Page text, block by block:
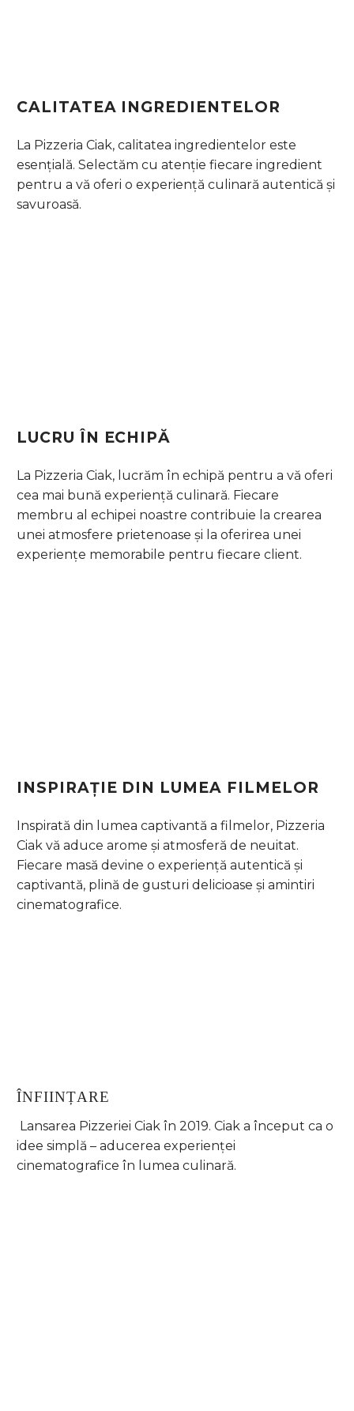
CALITATEA INGREDIENTELOR
La Pizzeria Ciak, calitatea ingredientelor este
esențială. Selectăm cu atenție fiecare ingredient
pentru a vă oferi o experiență culinară autentică și
savuroasă.
LUCRU ÎN ECHIPĂ
La Pizzeria Ciak, lucrăm în echipă pentru a vă oferi
cea mai bună experiență culinară. Fiecare
membru al echipei noastre contribuie la crearea
unei atmosfere prietenoase și la oferirea unei
experiențe memorabile pentru fiecare client.
INSPIRAȚIE DIN LUMEA FILMELOR
Inspirată din lumea captivantă a filmelor, Pizzeria
Ciak vă aduce arome și atmosferă de neuitat.
Fiecare masă devine o experiență autentică și
captivantă, plină de gusturi delicioase și amintiri
cinematografice.
ÎNFIINȚARE
Lansarea Pizzeriei Ciak în 2019. Ciak a început ca o
idee simplă – aducerea experienței
cinematografice în lumea culinară.